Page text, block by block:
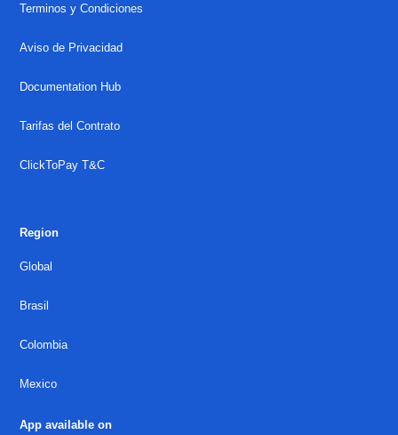
Terminos y Condiciones
Aviso de Privacidad
Documentation Hub
Tarifas del Contrato
ClickToPay T&C
Region
Global
Brasil
Colombia
Mexico
App available on